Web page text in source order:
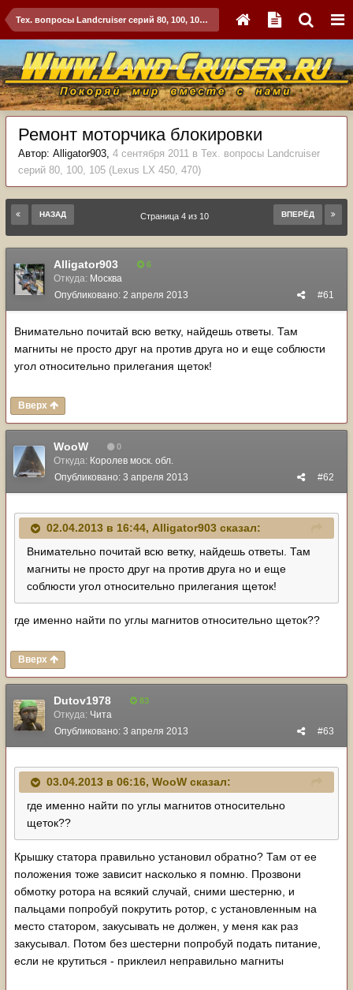
Тех. вопросы Landcruiser серий 80, 100, 105 (Lexus LX 450, 470)
Ремонт моторчика блокировки
Автор: Alligator903, 4 сентября 2011 в Тех. вопросы Landcruiser
серий 80, 100, 105 (Lexus LX 450, 470)
НАЗАД ВПЕРЁД
Страница 4 из 10
Alligator903 6
Откуда: Москва
#61
Опубликовано: 2 апреля 2013
Внимательно почитай всю ветку, найдешь ответы. Там
магниты не просто друг на против друга но и еще соблюсти
угол относительно прилегания щеток!
Вверх
WooW 0
Откуда: Королев моск. обл.
#62
Опубликовано: 3 апреля 2013
02.04.2013 в 16:44, Alligator903 сказал:
Внимательно почитай всю ветку, найдешь ответы. Там
магниты не просто друг на против друга но и еще
соблюсти угол относительно прилегания щеток!
где именно найти по углы магнитов относительно щеток??
Вверх
Dutov1978 83
Откуда: Чита
#63
Опубликовано: 3 апреля 2013
03.04.2013 в 06:16, WooW сказал:
где именно найти по углы магнитов относительно
щеток??
Крышку статора правильно установил обратно? Там от ее
положения тоже зависит насколько я помню. Прозвони
обмотку ротора на всякий случай, сними шестерню, и
пальцами попробуй покрутить ротор, с установленным на
место статором, закусывать не должен, у меня как раз
закусывал. Потом без шестерни попробуй подать питание,
если не крутиться - приклеил неправильно магниты